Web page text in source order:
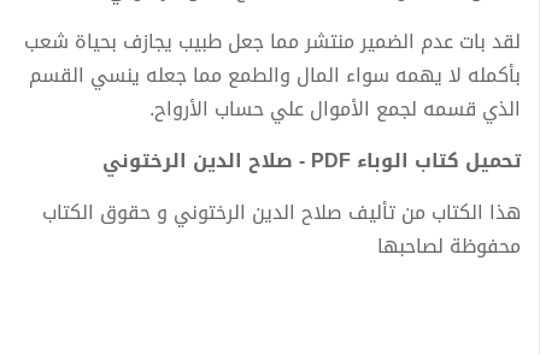
لقد بات عدم الضمير منتشر مما جعل طبيب يجازف بحياة شعب
بأكمله لا يهمه سواء المال والطمع مما جعله ينسي القسم
الذي قسمه لجمع الأموال علي حساب الأرواح.
تحميل كتاب الوباء PDF - صلاح الدين الرختوني
هذا الكتاب من تأليف صلاح الدين الرختوني و حقوق الكتاب
محفوظة لصاحبها